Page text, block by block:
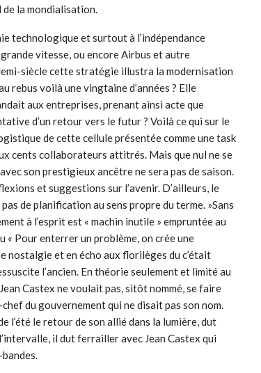
la mondialisation.
technologique et surtout à l’indépendance
vitesse, ou encore Airbus et autre
siècle cette stratégie illustra la modernisation
rebus voilà une vingtaine d’années ? Elle
aux entreprises, prenant ainsi acte que
d’un retour vers le futur ? Voilà ce qui sur le
de cette cellule présentée comme une task
cents collaborateurs attitrés. Mais que nul ne se
son prestigieux ancêtre ne sera pas de saison.
et suggestions sur l’avenir. D’ailleurs, le
de planification au sens propre du terme. »Sans
à l’esprit est « machin inutile » empruntée au
« Pour enterrer un problème, on crée une
nostalgie et en écho aux florilèges du c’était
l’ancien. En théorie seulement et limité au
Castex ne voulait pas, sitôt nommé, se faire
du gouvernement qui ne disait pas son nom.
l’été le retour de son allié dans la lumière, dut
il dut ferrailler avec Jean Castex qui